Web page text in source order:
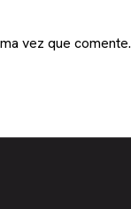
vez que comente.